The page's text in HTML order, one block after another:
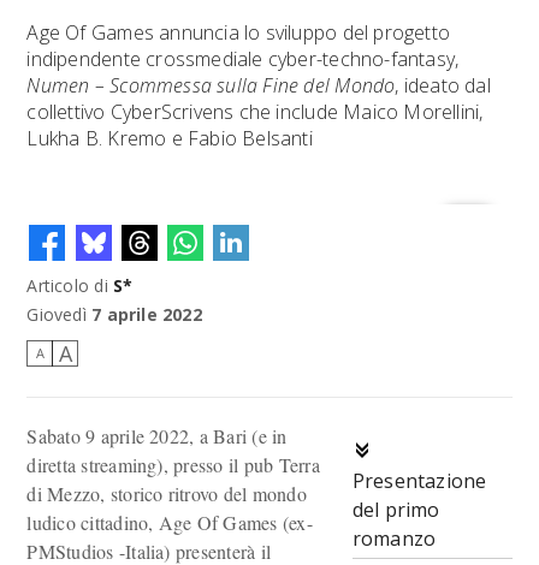
Age Of Games annuncia lo sviluppo del progetto
indipendente crossmediale cyber-techno-fantasy,
Numen – Scommessa sulla Fine del Mondo, ideato dal
collettivo CyberScrivens che include Maico Morellini,
Lukha B. Kremo e Fabio Belsanti
Articolo di S*
Giovedì 7 aprile 2022
A A
Presentazione
del primo
romanzo
Sabato 9 aprile 2022, a Bari (e in
diretta streaming), presso il pub Terra
di Mezzo, storico ritrovo del mondo
ludico cittadino, Age Of Games (ex-
PMStudios -Italia) presenterà il